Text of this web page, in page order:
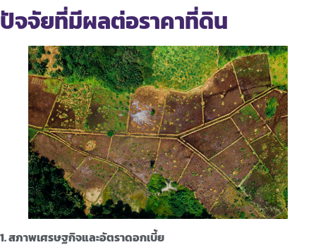
ปัจจัยที่มีผลต่อราคาที่ดิน
1. สภาพเศรษฐกิจและอัตราดอกเบี้ย